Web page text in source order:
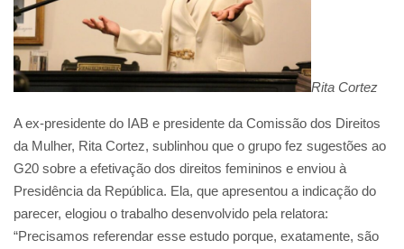
Rita Cortez
A ex-presidente do IAB e presidente da Comissão dos Direitos
da Mulher, Rita Cortez, sublinhou que o grupo fez sugestões ao
G20 sobre a efetivação dos direitos femininos e enviou à
Presidência da República. Ela, que apresentou a indicação do
parecer, elogiou o trabalho desenvolvido pela relatora:
“Precisamos referendar esse estudo porque, exatamente, são